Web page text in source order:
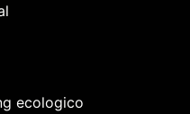
ecologico